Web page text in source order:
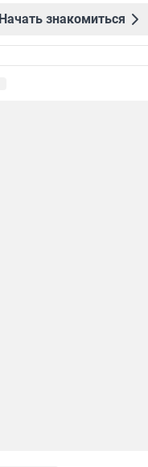
Начать знакомиться